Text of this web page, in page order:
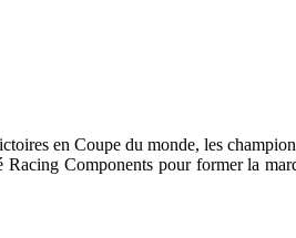
en Coupe du monde, les
Components pour former la